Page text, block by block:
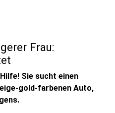
Frau:
Sie sucht einen
gold-farbenen Auto,